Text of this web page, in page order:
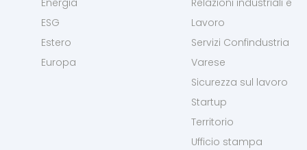
ESG
Estero
Europa
Lavoro
Servizi Confindustria
Varese
Sicurezza sul lavoro
Startup
Territorio
Ufficio stampa